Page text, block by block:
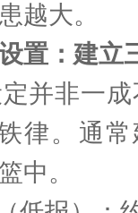
越大。
置：建立
非一成
律。通
中。